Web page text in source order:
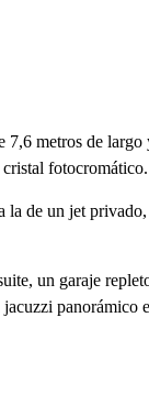
metros de largo
fotocromático.
de un jet
un garaje
panorámico